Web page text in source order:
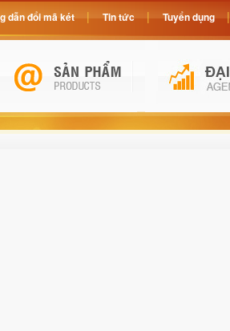
dẫn đổi mã két Tin tức Tuyển dụng